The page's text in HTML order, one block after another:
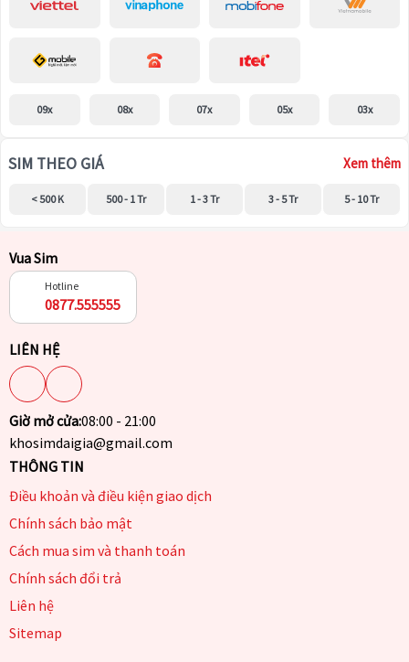
09x 08x 07x 05x 03x
SIM THEO GIÁ Xem thêm
< 500 K 500 - 1 Tr 1 - 3 Tr 3 - 5 Tr 5 - 10 Tr
Vua Sim
Hotline
0877.555555
LIÊN HỆ
Giờ mở cửa:08:00 - 21:00
khosimdaigia@gmail.com
THÔNG TIN
Điều khoản và điều kiện giao dịch
Chính sách bảo mật
Cách mua sim và thanh toán
Chính sách đổi trả
Liên hệ
Sitemap